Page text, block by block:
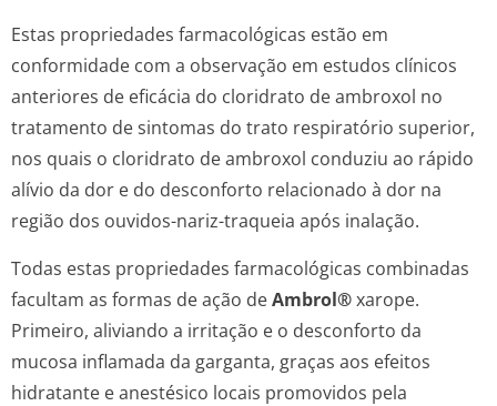
Estas propriedades farmacológicas estão em
conformidade com a observação em estudos clínicos
anteriores de eficácia do cloridrato de ambroxol no
tratamento de sintomas do trato respiratório superior,
nos quais o cloridrato de ambroxol conduziu ao rápido
alívio da dor e do desconforto relacionado à dor na
região dos ouvidos-nariz-traqueia após inalação.
Todas estas propriedades farmacológicas combinadas
facultam as formas de ação deAmbrol®xarope.
Primeiro, aliviando a irritação e o desconforto da
mucosa inflamada da garganta, graças aos efeitos
hidratante e anestésico locais promovidos pela